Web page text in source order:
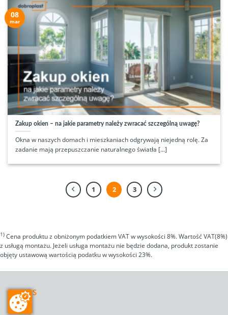
Zakup okien – na jakie parametry należy zwracać szczególną uwagę?
Okna w naszych domach i mieszkaniach odgrywają niejedną rolę. Za
zadanie mają przepuszczanie naturalnego światła [...]
08
mar
1 2 3
1) Cena produktu z obniżonym podatkiem VAT w wysokości 8%. Wartość VAT(8%)
z usługą montażu. Jeżeli usługa montażu nie będzie dodana, produkt zostanie
objęty ustawową wartością podatku w wysokości 23%.
SERWIS